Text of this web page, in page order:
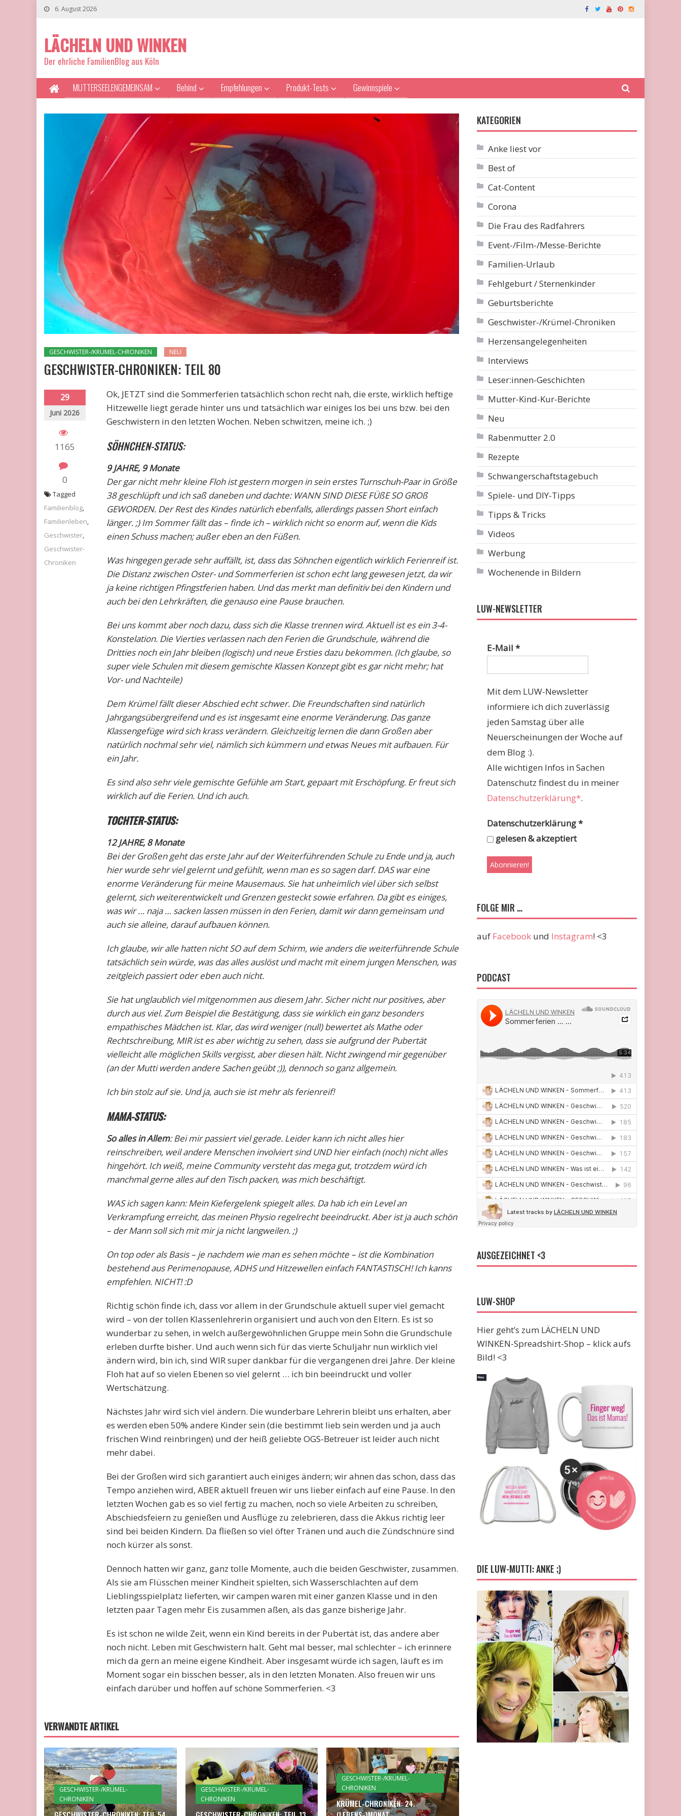
6. August 2026
LÄCHELN UND WINKEN
Der ehrliche FamilienBlog aus Köln
MUTTERSEELENGEMEINSAM Behind Empfehlungen Produkt-Tests Gewinnspiele
GESCHWISTER-/KRÜMEL-CHRONIKEN NEU
GESCHWISTER-CHRONIKEN: TEIL 80
29
Juni 2026
1165
0
Ok, JETZT sind die Sommerferien tatsächlich schon recht nah, die erste, wirklich heftige
Hitzewelle liegt gerade hinter uns und tatsächlich war einiges los bei uns bzw. bei den
Geschwistern in den letzten Wochen. Neben schwitzen, meine ich. ;)
SÖHNCHEN-STATUS:
9 JAHRE, 9 Monate
Der gar nicht mehr kleine Floh ist gestern morgen in sein erstes Turnschuh-Paar in Größe
38 geschlüpft und ich saß daneben und dachte: WANN SIND DIESE FÜßE SO GROß
GEWORDEN. Der Rest des Kindes natürlich ebenfalls, allerdings passen Short einfach
länger. ;) Im Sommer fällt das – finde ich – wirklich nicht so enorm auf, wenn die Kids
einen Schuss machen; außer eben an den Füßen.
Was hingegen gerade sehr auffällt, ist, dass das Söhnchen eigentlich wirklich Ferienreif ist.
Die Distanz zwischen Oster- und Sommerferien ist schon echt lang gewesen jetzt, da wir
ja keine richtigen Pfingstferien haben. Und das merkt man definitiv bei den Kindern und
auch bei den Lehrkräften, die genauso eine Pause brauchen.
Bei uns kommt aber noch dazu, dass sich die Klasse trennen wird. Aktuell ist es ein 3-4-
Konstelation. Die Vierties verlassen nach den Ferien die Grundschule, während die
Dritties noch ein Jahr bleiben (logisch) und neue Ersties dazu bekommen. (Ich glaube, so
super viele Schulen mit diesem gemischte Klassen Konzept gibt es gar nicht mehr; hat
Vor- und Nachteile)
Dem Krümel fällt dieser Abschied echt schwer. Die Freundschaften sind natürlich
Jahrgangsübergreifend und es ist insgesamt eine enorme Veränderung. Das ganze
Klassengefüge wird sich krass verändern. Gleichzeitig lernen die dann Großen aber
natürlich nochmal sehr viel, nämlich sich kümmern und etwas Neues mit aufbauen. Für
ein Jahr.
Es sind also sehr viele gemischte Gefühle am Start, gepaart mit Erschöpfung. Er freut sich
wirklich auf die Ferien. Und ich auch.
TOCHTER-STATUS:
12 JAHRE, 8 Monate
Bei der Großen geht das erste Jahr auf der Weiterführenden Schule zu Ende und ja, auch
hier wurde sehr viel gelernt und gefühlt, wenn man es so sagen darf. DAS war eine
enorme Veränderung für meine Mausemaus. Sie hat unheimlich viel über sich selbst
gelernt, sich weiterentwickelt und Grenzen gesteckt sowie erfahren. Da gibt es einiges,
was wir … naja … sacken lassen müssen in den Ferien, damit wir dann gemeinsam und
auch sie alleine, darauf aufbauen können.
Ich glaube, wir alle hatten nicht SO auf dem Schirm, wie anders die weiterführende Schule
tatsächlich sein würde, was das alles auslöst und macht mit einem jungen Menschen, was
zeitgleich passiert oder eben auch nicht.
Sie hat unglaublich viel mitgenommen aus diesem Jahr. Sicher nicht nur positives, aber
durch aus viel. Zum Beispiel die Bestätigung, dass sie wirklich ein ganz besonders
empathisches Mädchen ist. Klar, das wird weniger (null) bewertet als Mathe oder
Rechtschreibung, MIR ist es aber wichtig zu sehen, dass sie aufgrund der Pubertät
vielleicht alle möglichen Skills vergisst, aber diesen hält. Nicht zwingend mir gegenüber
(an der Mutti werden andere Sachen geübt ;)), dennoch so ganz allgemein.
Ich bin stolz auf sie. Und ja, auch sie ist mehr als ferienreif!
MAMA-STATUS:
So alles in Allem: Bei mir passiert viel gerade. Leider kann ich nicht alles hier
reinschreiben, weil andere Menschen involviert sind UND hier einfach (noch) nicht alles
hingehört. Ich weiß, meine Community versteht das mega gut, trotzdem würd ich
manchmal gerne alles auf den Tisch packen, was mich beschäftigt.
WAS ich sagen kann: Mein Kiefergelenk spiegelt alles. Da hab ich ein Level an
Verkrampfung erreicht, das meinen Physio regelrecht beeindruckt. Aber ist ja auch schön
– der Mann soll sich mit mir ja nicht langweilen. ;)
On top oder als Basis – je nachdem wie man es sehen möchte – ist die Kombination
bestehend aus Perimenopause, ADHS und Hitzewellen einfach FANTASTISCH! Ich kanns
empfehlen. NICHT! :D
Richtig schön finde ich, dass vor allem in der Grundschule aktuell super viel gemacht
wird – von der tollen Klassenlehrerin organisiert und auch von den Eltern. Es ist so
wunderbar zu sehen, in welch außergewöhnlichen Gruppe mein Sohn die Grundschule
erleben durfte bisher. Und auch wenn sich für das vierte Schuljahr nun wirklich viel
ändern wird, bin ich, sind WIR super dankbar für die vergangenen drei Jahre. Der kleine
Floh hat auf so vielen Ebenen so viel gelernt … ich bin beeindruckt und voller
Wertschätzung.
Nächstes Jahr wird sich viel ändern. Die wunderbare Lehrerin bleibt uns erhalten, aber
es werden eben 50% andere Kinder sein (die bestimmt lieb sein werden und ja auch
frischen Wind reinbringen) und der heiß geliebte OGS-Betreuer ist leider auch nicht
mehr dabei.
Bei der Großen wird sich garantiert auch einiges ändern; wir ahnen das schon, dass das
Tempo anziehen wird, ABER aktuell freuen wir uns lieber einfach auf eine Pause. In den
letzten Wochen gab es so viel fertig zu machen, noch so viele Arbeiten zu schreiben,
Abschiedsfeiern zu genießen und Ausflüge zu zelebrieren, dass die Akkus richtig leer
sind bei beiden Kindern. Da fließen so viel öfter Tränen und auch die Zündschnüre sind
noch kürzer als sonst.
Dennoch hatten wir ganz, ganz tolle Momente, auch die beiden Geschwister, zusammen.
Als sie am Flüsschen meiner Kindheit spielten, sich Wasserschlachten auf dem
Lieblingsspielplatz lieferten, wir campen waren mit einer ganzen Klasse und in den
letzten paar Tagen mehr Eis zusammen aßen, als das ganze bisherige Jahr.
Es ist schon ne wilde Zeit, wenn ein Kind bereits in der Pubertät ist, das andere aber
noch nicht. Leben mit Geschwistern halt. Geht mal besser, mal schlechter – ich erinnere
mich da gern an meine eigene Kindheit. Aber insgesamt würde ich sagen, läuft es im
Moment sogar ein bisschen besser, als in den letzten Monaten. Also freuen wir uns
einfach darüber und hoffen auf schöne Sommerferien. <3
Tagged
Familienblog
Familienleben
Geschwister
Geschwister-
Chroniken
VERWANDTE ARTIKEL
GESCHWISTER-/KRÜMEL-
CHRONIKEN
GESCHWISTER-/KRÜMEL-
CHRONIKEN
GESCHWISTER-/KRÜMEL-
CHRONIKEN
KRÜMEL-CHRONIKEN: 24.
KATEGORIEN
Anke liest vor
Best of
Cat-Content
Corona
Die Frau des Radfahrers
Event-/Film-/Messe-Berichte
Familien-Urlaub
Fehlgeburt / Sternenkinder
Geburtsberichte
Geschwister-/Krümel-Chroniken
Herzensangelegenheiten
Interviews
Leser:innen-Geschichten
Mutter-Kind-Kur-Berichte
Neu
Rabenmutter 2.0
Rezepte
Schwangerschaftstagebuch
Spiele- und DIY-Tipps
Tipps & Tricks
Videos
Werbung
Wochenende in Bildern
LUW-NEWSLETTER
E-Mail*
Mit dem LUW-Newsletter
informiere ich dich zuverlässig
jeden Samstag über alle
Neuerscheinungen der Woche auf
dem Blog :).
Alle wichtigen Infos in Sachen
Datenschutz findest du in meiner
Datenschutzerklärung*.
Datenschutzerklärung*
gelesen & akzeptiert
FOLGE MIR …
auf Facebook und Instagram! <3
PODCAST
AUSGEZEICHNET <3
LUW-SHOP
Hier geht’s zum LÄCHELN UND
WINKEN-Spreadshirt-Shop – klick aufs
Bild! <3
DIE LUW-MUTTI: ANKE ;)